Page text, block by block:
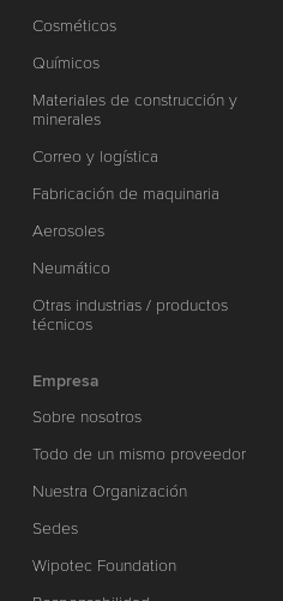
Cosméticos
Químicos
Materiales de construcción y
minerales
Correo y logística
Fabricación de maquinaria
Aerosoles
Neumático
Otras industrias / productos
técnicos
Empresa
Sobre nosotros
Todo de un mismo proveedor
Nuestra Organización
Sedes
Wipotec Foundation